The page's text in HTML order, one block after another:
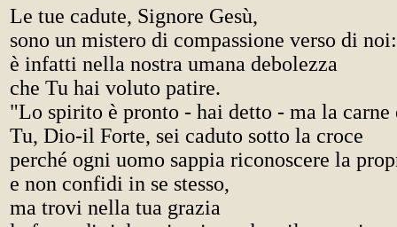
Le tue cadute, Signore Gesù,
sono un mistero di compassione verso di
è infatti nella nostra umana debolezza
che Tu hai voluto patire.
"Lo spirito è pronto - hai detto - ma la
Tu, Dio-il Forte, sei caduto sotto la croce
perché ogni uomo sappia riconoscere la
e non confidi in se stesso,
ma trovi nella tua grazia